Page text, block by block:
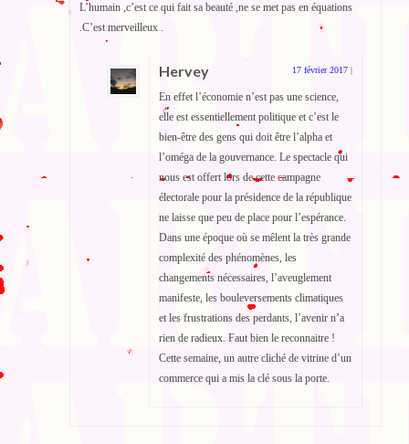
L’humain ,c’est ce qui fait sa beauté ,ne se met pas en équations
.C’est merveilleux .
Hervey 17 février 2017 |
En effet l’économie n’est pas une science,
elle est essentiellement politique et c’est le
bien-être des gens qui doit être l’alpha et
l’oméga de la gouvernance. Le spectacle qui
nous est offert lors de cette campagne
électorale pour la présidence de la république
ne laisse que peu de place pour l’espérance.
Dans une époque où se mêlent la très grande
complexité des phénomènes, les
changements nécessaires, l’aveuglement
manifeste, les bouleversements climatiques
et les frustrations des perdants, l’avenir n’a
rien de radieux. Faut bien le reconnaitre !
Cette semaine, un autre cliché de vitrine d’un
commerce qui a mis la clé sous la porte.